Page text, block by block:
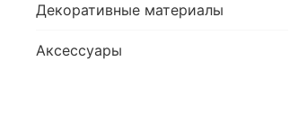
Декоративные материалы
Аксессуары